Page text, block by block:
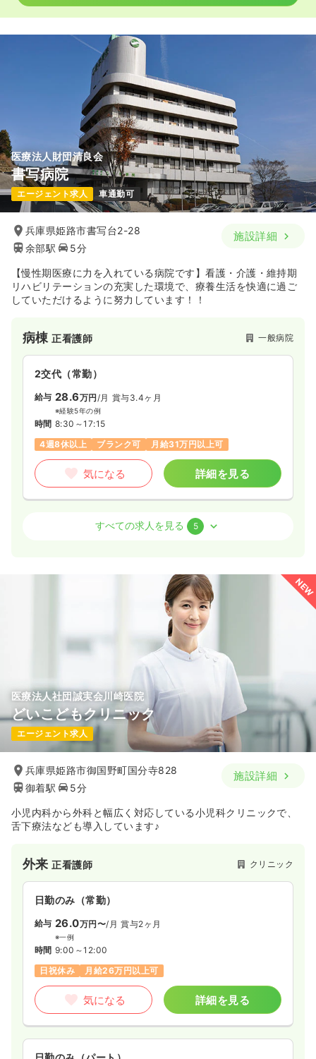
4週8休以上
オンコールあり 月給27万円以上可
気になる
正看護師
3交代（常勤） 一時募集休止
給与 お問い合わせください
時間 8:40～17:00
4週8休以上
日勤のみ（パート） 一時募集休止
給与 お問い合わせください
気になる 詳細を見る
医療法人財団清良会
書写病院
エージェント求人 車通勤可
兵庫県姫路市書写台2-28
余部駅
5分
施設詳細
【慢性期医療に力を入れている病院です】看護・介護・維持期
リハビリテーションの充実した環境で、療養生活を快適に過ご
していただけるように努力しています！！
病棟正看護師 一般病院
2交代（常勤）
給与 28.6万円/月 賞与3.4ヶ月
※経験5年の例
時間 8:30～17:15
4週8休以上
ブランク可 月給31万円以上可
気になる 詳細を見る
賞与2回
気になる 詳細を見る
日勤のみ（パート） 一時募集休止
給与 時給1,400
円〜
時間 8:30～17:15
日祝休み
時給1,400円以上可
気になる 詳細を見る
※一例
8:30～17:15
気になる 詳細を見る
検診・健診正看護師 健診センター
すべての求人を見る 5
NEW
医療法人社団誠実会川崎医院
どいこどもクリニック
エージェント求人
兵庫県姫路市御国野町国分寺828
御着駅
5分
施設詳細
小児内科から外科と幅広く対応している小児科クリニックで、
舌下療法なども導入しています♪
外来正看護師 クリニック
日勤のみ（常勤）
給与 26.0万円〜/月 賞与2ヶ月
※一例
時間 9:00～12:00
日祝休み
月給26万円以上可
気になる 詳細を見る